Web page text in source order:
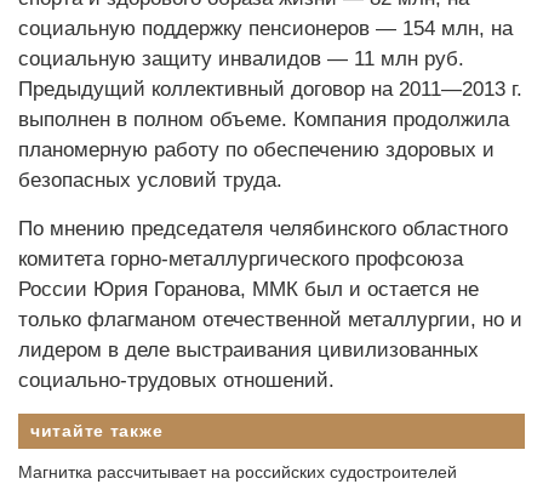
социальную поддержку пенсио­неров — 154 млн, на
социальную защиту инвалидов — 11 млн руб.
Предыдущий коллективный договор на 2011—2013 г.
выполнен в полном объеме. Компания продолжила
планомерную работу по обеспечению здоровых и
безопасных условий труда.
По мнению председателя челябинского областного
комитета горно-металлургического проф­союза
России Юрия Горанова, ММК был и остается не
только флагманом отечественной металлургии, но и
лидером в деле выстраивания цивилизованных
социально-трудовых отношений.
читайте также
Магнитка рассчитывает на российских судостроителей